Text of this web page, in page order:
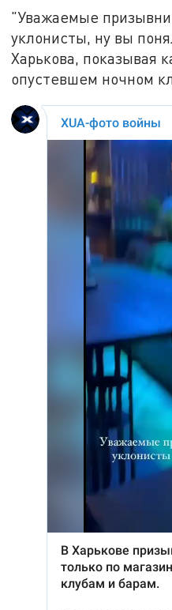
"Уважаемые
уклонисты, ну вы
Харькова, показывая
опустевшем ночном